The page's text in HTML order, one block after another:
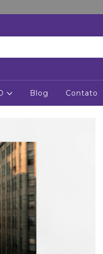
Blog Contato